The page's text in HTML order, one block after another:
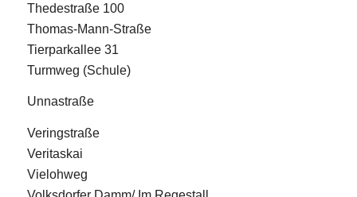
Thedestraße 100
Thomas-Mann-Straße
Tierparkallee 31
Turmweg (Schule)
Unnastraße
Veringstraße
Veritaskai
Vielohweg